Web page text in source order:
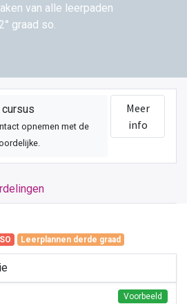
van alle leerpaden
graad so.
opnemen met de
Meer
info
SO Leerplannen derde graad
Voorbeeld